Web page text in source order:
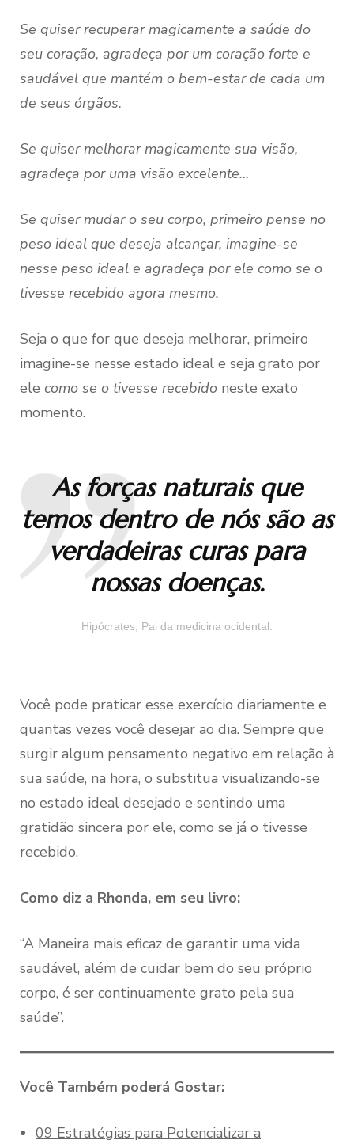
Se quiser recuperar magicamente a saúde do
seu coração, agradeça por um coração forte e
saudável que mantém o bem-estar de cada um
de seus órgãos.
Se quiser melhorar magicamente sua visão,
agradeça por uma visão excelente…
Se quiser mudar o seu corpo, primeiro pense no
peso ideal que deseja alcançar, imagine-se
nesse peso ideal e agradeça por ele como se o
tivesse recebido agora mesmo.
Seja o que for que deseja melhorar, primeiro
imagine-se nesse estado ideal e seja grato por
ele como se o tivesse recebido neste exato
momento.
As forças naturais que
temos dentro de nós são as
verdadeiras curas para
nossas doenças.
Hipócrates, Pai da medicina ocidental.
Você pode praticar esse exercício diariamente e
quantas vezes você desejar ao dia. Sempre que
surgir algum pensamento negativo em relação à
sua saúde, na hora, o substitua visualizando-se
no estado ideal desejado e sentindo uma
gratidão sincera por ele, como se já o tivesse
recebido.
Como diz a Rhonda, em seu livro:
“A Maneira mais eficaz de garantir uma vida
saudável, além de cuidar bem do seu próprio
corpo, é ser continuamente grato pela sua
saúde”.
Você Também poderá Gostar:
09 Estratégias para Potencializar a